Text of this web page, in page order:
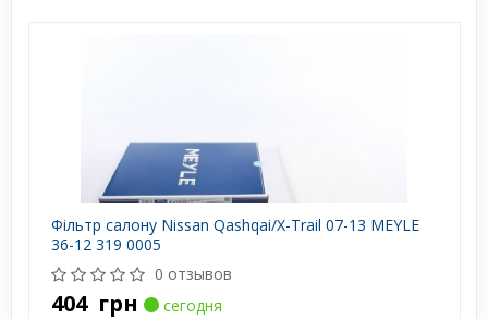
Фільтр салону Nissan Qashqai/X-Trail 07-13 MEYLE
36-12 319 0005
0 отзывов
404 грн
сегодня